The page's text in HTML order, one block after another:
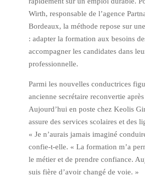
Wirth, responsable de l’agence
Bordeaux, la méthode repose sur
: adapter la formation aux besoins
accompagner les candidates dans
professionnelle.
Parmi les nouvelles conductrices
ancienne secrétaire reconvertie
Aujourd’hui en poste chez Keolis
assure des services scolaires et des
« Je n’aurais jamais imaginé
confie-t-elle. « La formation m’a
le métier et de prendre confiance.
suis fière d’avoir changé de voie. »